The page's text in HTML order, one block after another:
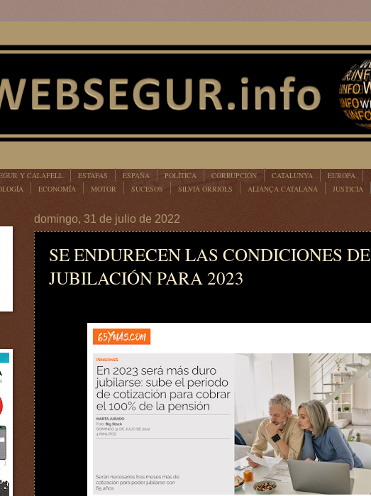
Y CALAFELL ESTAFAS ESPAÑA POLÍTICA CORRUPCIÓN CATALUNYA
EUROPA
ECONOMÍA MOTOR SUCESOS SILVIA ORRIOLS ALIANÇA CATALANA JUSTICIA
domingo, 31 de julio de 2022
SE ENDURECEN LAS CONDICIONES DE
JUBILACIÓN PARA 2023